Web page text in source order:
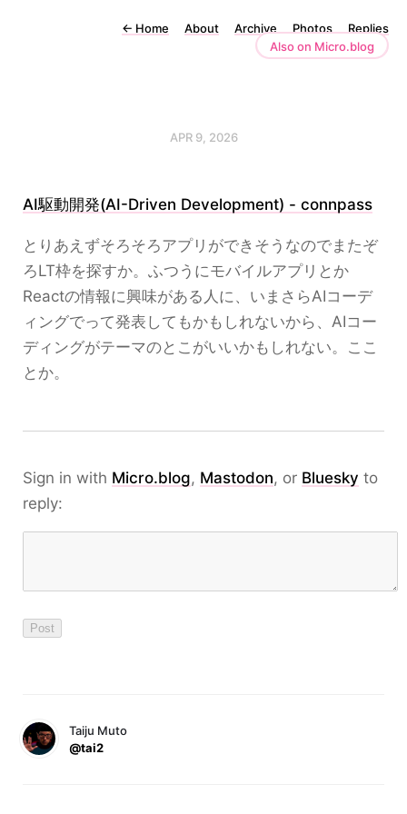
← Home About Archive Photos
Replies
Also on Micro.blog
APR 9, 2026
AI駆動開発(AI-Driven Development) - connpass
とりあえずそろそろアプリができそうなのでまたぞ
ろLT枠を探すか。ふつうにモバイルアプリとか
Reactの情報に興味がある人に、いまさらAIコーデ
ィングでって発表してもかもしれないから、AIコー
ディングがテーマのとこがいいかもしれない。ここ
とか。
Sign in with Micro.blog, Mastodon, or Bluesky to
reply:
Taiju Muto
@tai2